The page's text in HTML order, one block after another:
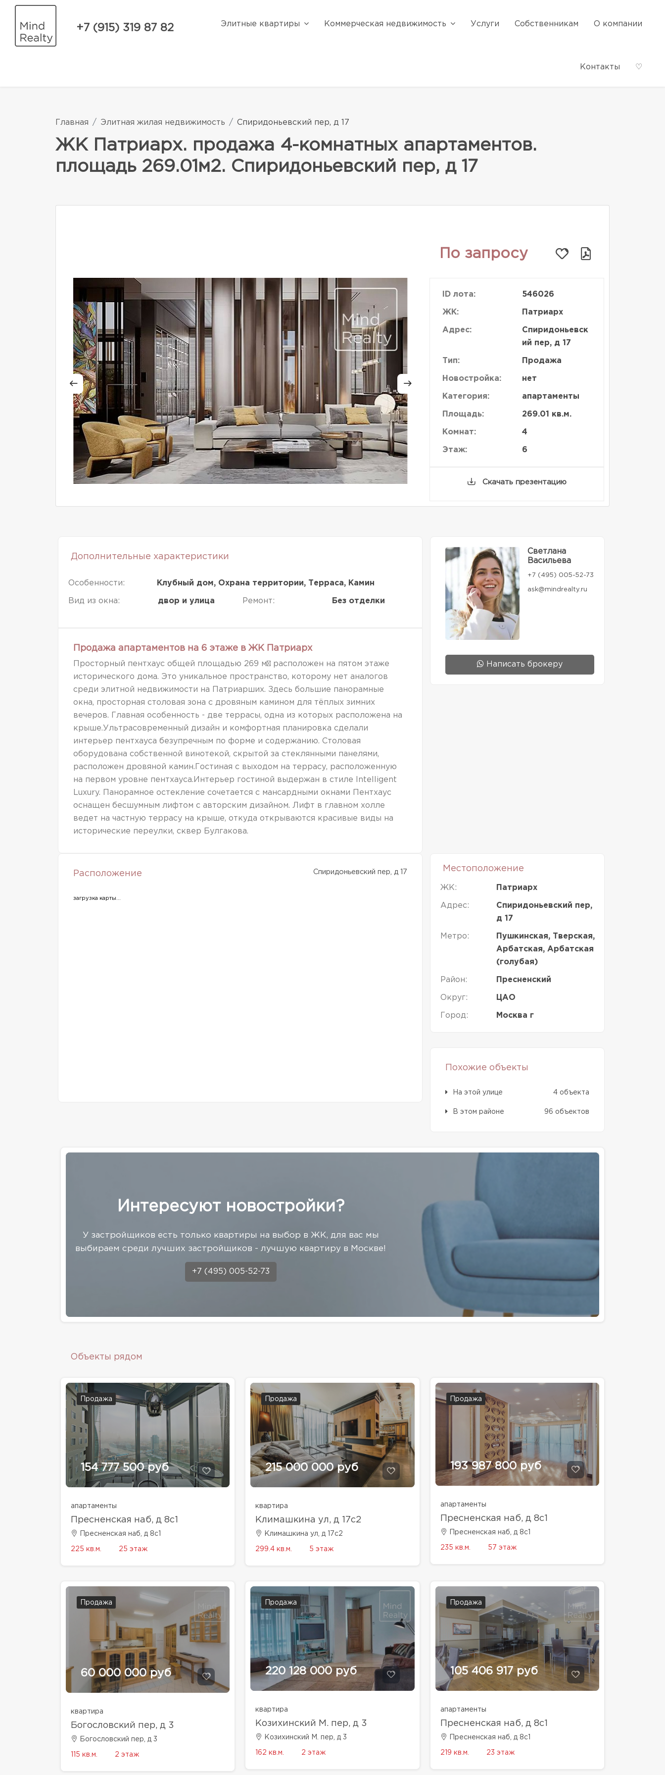
+7 (915) 319 87 82 Элитные квартиры Коммерческая недвижимость Услуги Собственникам О компании
Контакты ♡
Главная Элитная жилая недвижимость Спиридоньевский пер, д 17
ЖК Патриарх. продажа 4-комнатных апартаментов.
площадь 269.01м2. Спиридоньевский пер, д 17
По запросу
ID лота: 546026
ЖК: Патриарх
Адрес:
Спиридоньевск
ий пер, д 17
Тип: Продажа
Новостройка: нет
Категория: апартаменты
Площадь: 269.01 кв.м.
Комнат: 4
Этаж: 6
Скачать презентацию
Дополнительные характеристики
Особенности: Клубный дом, Охрана территории, Терраса, Камин
Вид из окна: двор и улица Ремонт: Без отделки
Продажа апартаментов на 6 этаже в ЖК Патриарх
Просторный пентхаус общей площадью 269 м² расположен на пятом этаже
исторического дома. Это уникальное пространство, которому нет аналогов
среди элитной недвижимости на Патриарших. Здесь большие панорамные
окна, просторная столовая зона с дровяным камином для тёплых зимних
вечеров. Главная особенность - две террасы, одна из которых расположена на
крыше.Ультрасовременный дизайн и комфортная планировка сделали
интерьер пентхауса безупречным по форме и содержанию. Столовая
оборудована собственной винотекой, скрытой за стеклянными панелями,
расположен дровяной камин.Гостиная с выходом на террасу, расположенную
на первом уровне пентхауса.Интерьер гостиной выдержан в стиле Intelligent
Luxury. Панорамное остекление сочетается с мансардными окнами Пентхаус
оснащен бесшумным лифтом с авторским дизайном. Лифт в главном холле
ведет на частную террасу на крыше, откуда открываются красивые виды на
исторические переулки, сквер Булгакова.
Светлана
Васильева
+7 (495) 005-52-73
ask@mindrealty.ru
Написать брокеру
Расположение Спиридоньевский пер, д 17
загрузка карты...
Местоположение
ЖК: Патриарх
Адрес:
Спиридоньевский пер,
д 17
Метро:
Пушкинская, Тверская,
Арбатская, Арбатская
(голубая)
Район: Пресненский
Округ: ЦАО
Город: Москва г
Похожие объекты
На этой улице 4 объекта
В этом районе 96 объектов
Интересуют новостройки?
У застройщиков есть только квартиры на выбор в ЖК, для вас мы
выбираем среди лучших застройщиков - лучшую квартиру в Москве!
+7 (495) 005-52-73
Объекты рядом
Продажа
154 777 500 руб
апартаменты
Пресненская наб, д 8с1
Пресненская наб, д 8с1
225 кв.м. 25 этаж
Продажа
215 000 000 руб
квартира
Климашкина ул, д 17с2
Климашкина ул, д 17с2
299.4 кв.м. 5 этаж
Продажа
193 987 800 руб
апартаменты
Пресненская наб, д 8с1
Пресненская наб, д 8с1
235 кв.м. 57 этаж
Продажа
60 000 000 руб
квартира
Богословский пер, д 3
Богословский пер, д 3
115 кв.м. 2 этаж
Продажа
220 128 000 руб
квартира
Козихинский М. пер, д 3
Козихинский М. пер, д 3
162 кв.м. 2 этаж
Продажа
105 406 917 руб
апартаменты
Пресненская наб, д 8с1
Пресненская наб, д 8с1
219 кв.м. 23 этаж